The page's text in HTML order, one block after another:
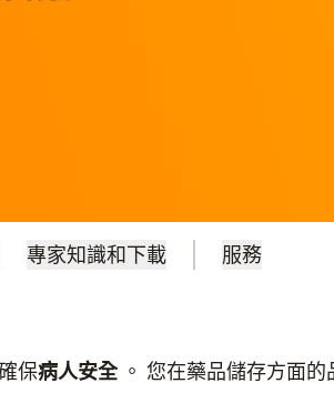
專家知識和下載 服務
保病人安全。 您在藥品儲存方面的